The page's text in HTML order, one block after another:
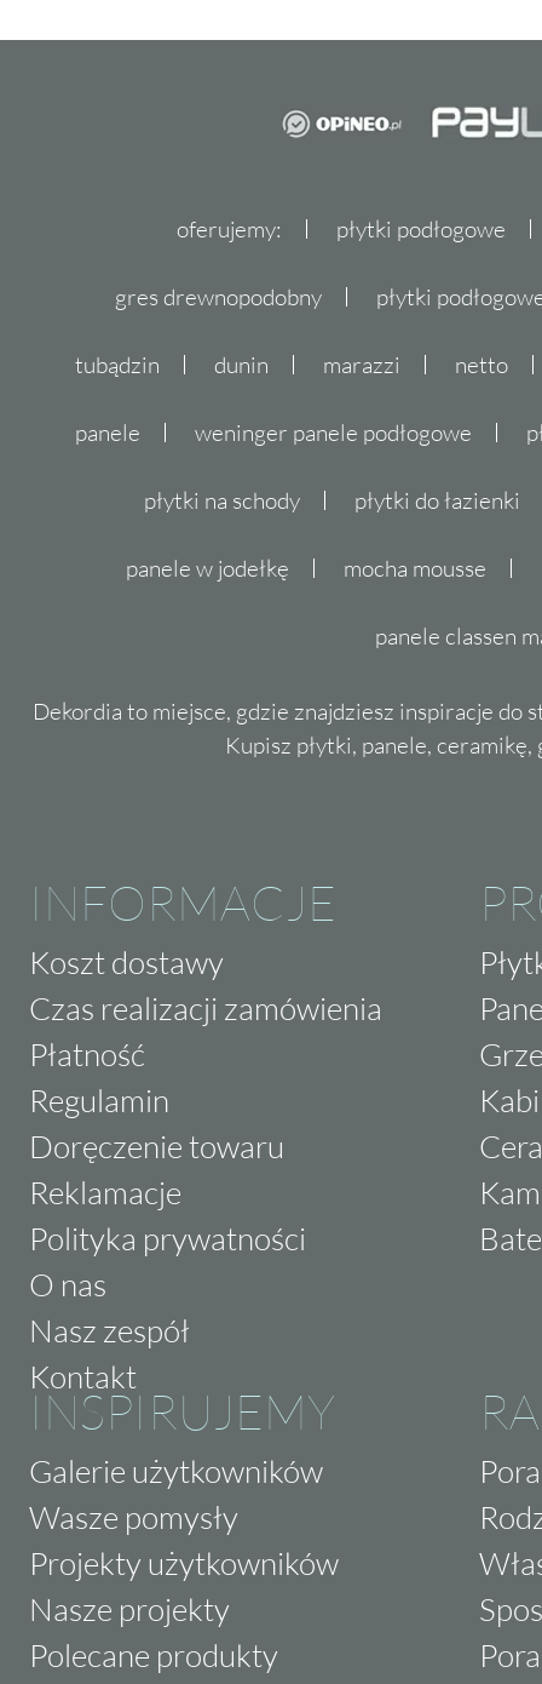
oferujemy: płytki podłogowe
gres drewnopodobny płytki
tubądzin dunin marazzi netto
panele weninger panele podłogowe
płytki na schody płytki do łazienki
panele w jodełkę mocha mousse
panele classen
Dekordia to miejsce, gdzie znajdziesz inspiracje do
Kupisz płytki, panele,
INFORMACJE
Koszt dostawy
Czas realizacji zamówienia
Płatność
Regulamin
Doręczenie towaru
Reklamacje
Polityka prywatności
O nas
Nasz zespół
Kontakt
INSPIRUJEMY
Galerie użytkowników
Wasze pomysły
Projekty użytkowników
Nasze projekty
Polecane produkty